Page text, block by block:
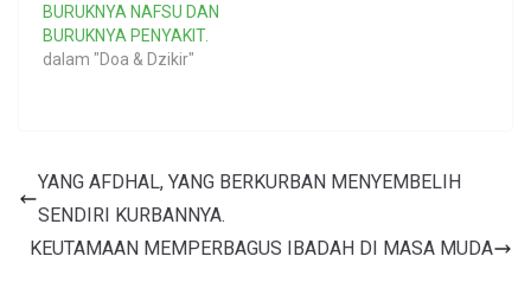
BURUKNYA NAFSU DAN
BURUKNYA PENYAKIT.
dalam "Doa & Dzikir"
YANG AFDHAL, YANG BERKURBAN MENYEMBELIH
SENDIRI KURBANNYA.
KEUTAMAAN MEMPERBAGUS IBADAH DI MASA MUDA